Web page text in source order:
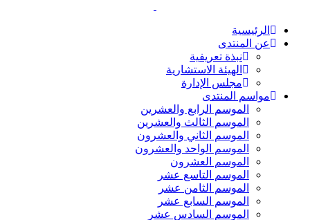
الرئيسية
عن المنتدى
نبذة تعريفية
الهيئة الاستشارية
مجلس الإدارة
مواسم المنتدى
الموسم الرابع والعشرين
الموسم الثالث والعشرين
الموسم الثاني والعشرون
الموسم الواحد والعشرون
الموسم العشرون
الموسم التاسع عشر
الموسم الثامن عشر
الموسم السابع عشر
الموسم السادس عشر